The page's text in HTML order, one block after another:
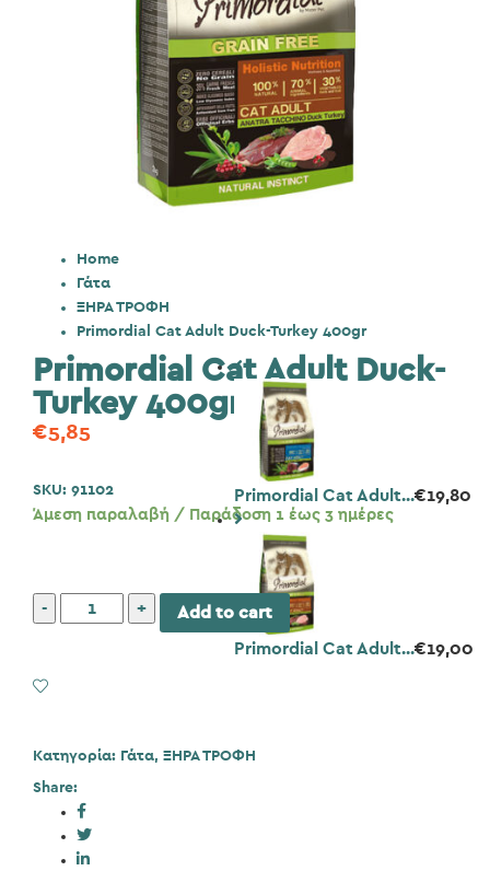
Home
Γάτα
ΞΗΡΑ ΤΡΟΦΗ
Primordial Cat Adult Duck-Turkey 400gr
Primordial Cat Adult...€19,80
Primordial Cat Adult...€19,00
Primordial Cat Adult Duck-
Turkey 400gr
€5,85
SKU: 91102
Άμεση παραλαβή / Παράδοση 1 έως 3 ημέρες
Primordial
Cat
Duck-
ποσότητα
Add to cart
Κατηγορία: Γάτα, ΞΗΡΑ ΤΡΟΦΗ
Share: